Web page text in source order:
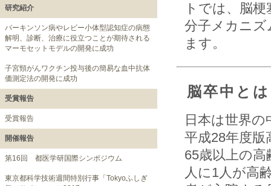
研究紹介
パーキンソン病やレビー小体型認知症の病態
解明、診断、治療に役立つことが期待される
マーモセットモデルの開発に成功
子宮頸がんワクチン投与後の簡易な血中抗体
価測定法の開発に成功
受賞報告
受賞報告
開催報告
第16回 都医学研国際シンポジウム
東京都科学技術週間特別行事「Tokyoふしぎ
トでは、脳
分子メカニ
ます。
脳卒中とは
日本は世界
平成28年度
65歳以上の
人に1人が高